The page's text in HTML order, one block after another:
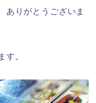
ありがとうございま
。